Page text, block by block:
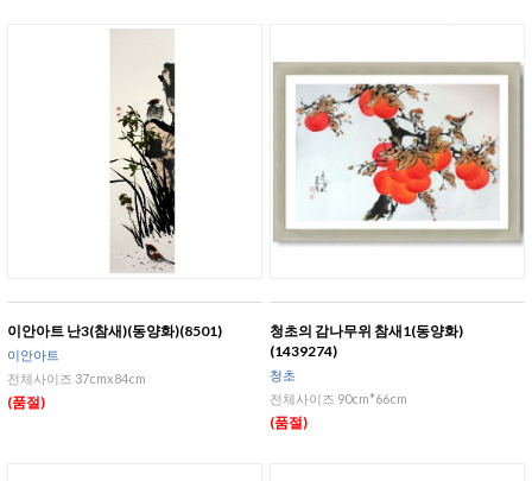
이안아트 난3(참새)(동양화)(8501)
이안아트
전체사이즈 37cmx84cm
(품절)
청초의 감나무위 참새1(동양화)
(1439274)
청초
전체사이즈 90cm*66cm
(품절)